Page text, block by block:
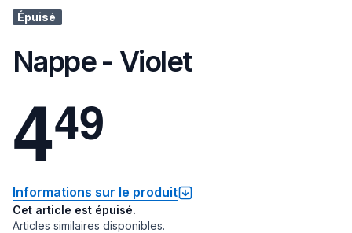
Épuisé
Nappe - Violet
449
Informations sur le produit
Cet article est épuisé.
Articles similaires disponibles.